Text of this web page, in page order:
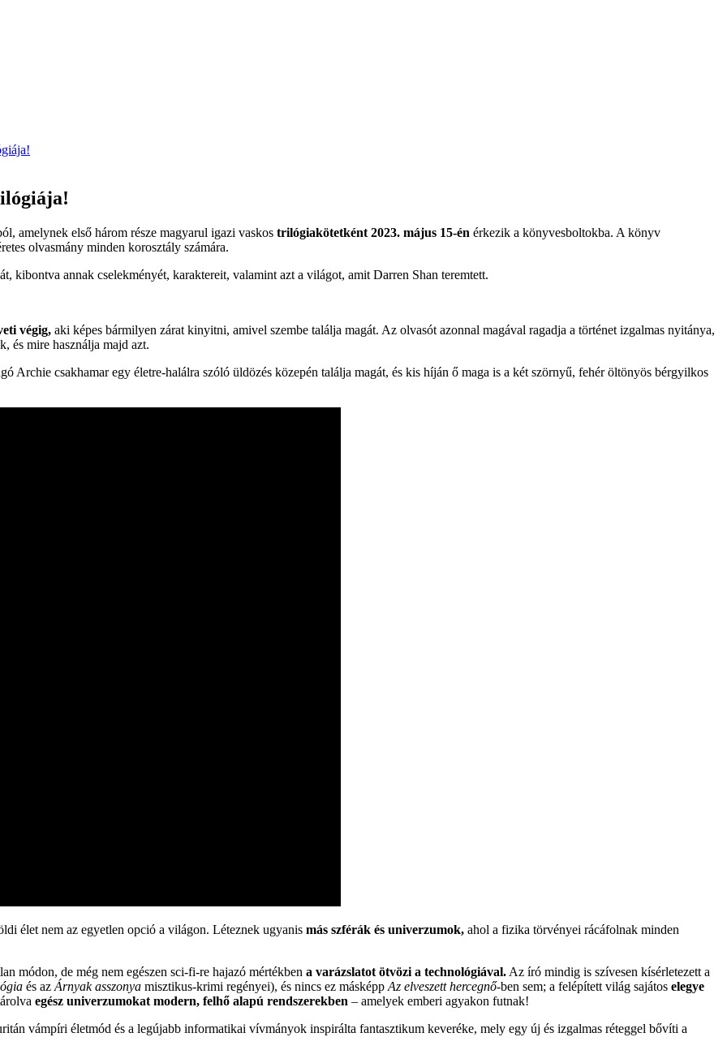
amelynek első három része magyarul igazi vaskos trilógiakötetként 2023. május 15-én érkezik a könyvesboltokba. A könyv
olvasmány minden korosztály számára.
kibontva annak cselekményét, karaktereit, valamint azt a világot, amit Darren Shan teremtett.
végig, aki képes bármilyen zárat kinyitni, amivel szembe találja magát. Az olvasót azonnal magával ragadja a történet izgalmas nyitánya,
és mire használja majd azt.
Archie csakhamar egy életre-halálra szóló üldözés közepén találja magát, és kis híján ő maga is a két szörnyű, fehér öltönyös bérgyilkos
élet nem az egyetlen opció a világon. Léteznek ugyanis más szférák és univerzumok, ahol a fizika törvényei rácáfolnak minden
módon, de még nem egészen sci-fi-re hajazó mértékben a varázslatot ötvözi a technológiával. Az író mindig is szívesen kísérletezett a
és az Árnyak asszonya misztikus-krimi regényei), és nincs ez másképp Az elveszett hercegnő-ben sem; a felépített világ sajátos elegye
egész univerzumokat modern, felhő alapú rendszerekben – amelyek emberi agyakon futnak!
vámpíri életmód és a legújabb informatikai vívmányok inspirálta fantasztikum keveréke, mely egy új és izgalmas réteggel bővíti a